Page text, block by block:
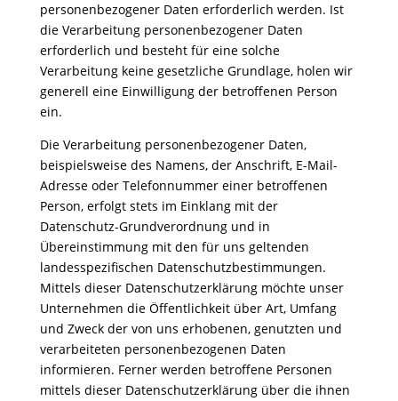
personenbezogener Daten erforderlich werden. Ist
die Verarbeitung personenbezogener Daten
erforderlich und besteht für eine solche
Verarbeitung keine gesetzliche Grundlage, holen wir
generell eine Einwilligung der betroffenen Person
ein.
Die Verarbeitung personenbezogener Daten,
beispielsweise des Namens, der Anschrift, E-Mail-
Adresse oder Telefonnummer einer betroffenen
Person, erfolgt stets im Einklang mit der
Datenschutz-Grundverordnung und in
Übereinstimmung mit den für uns geltenden
landesspezifischen Datenschutzbestimmungen.
Mittels dieser Datenschutzerklärung möchte unser
Unternehmen die Öffentlichkeit über Art, Umfang
und Zweck der von uns erhobenen, genutzten und
verarbeiteten personenbezogenen Daten
informieren. Ferner werden betroffene Personen
mittels dieser Datenschutzerklärung über die ihnen